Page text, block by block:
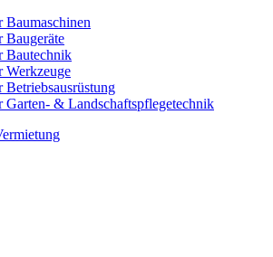
Baugeräte
Bautechnik
Werkzeuge
Garten- & Landschaftspflegetechnik